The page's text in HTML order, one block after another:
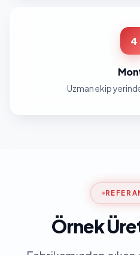
4
Uzman ekip
Örnek